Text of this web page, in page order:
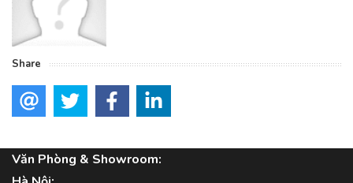
Share
Văn Phòng & Showroom: